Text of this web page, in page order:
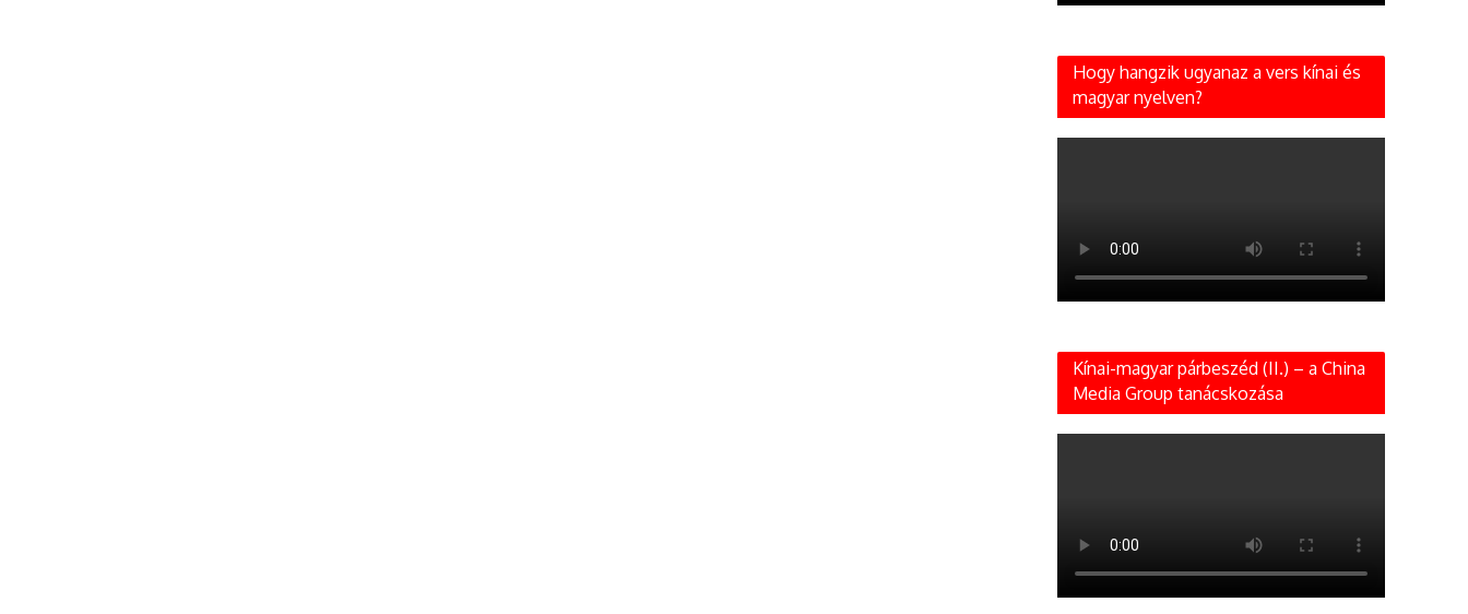
Hogy hangzik ugyanaz a vers kínai és
magyar nyelven?
Kínai-magyar párbeszéd (II.) – a China
Media Group tanácskozása